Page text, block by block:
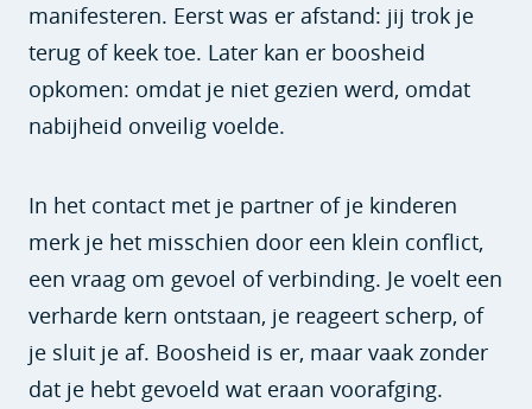
manifesteren. Eerst was er afstand: jij trok je
terug of keek toe. Later kan er boosheid
opkomen: omdat je niet gezien werd, omdat
nabijheid onveilig voelde.
In het contact met je partner of je kinderen
merk je het misschien door een klein conflict,
een vraag om gevoel of verbinding. Je voelt een
verharde kern ontstaan, je reageert scherp, of
je sluit je af. Boosheid is er, maar vaak zonder
dat je hebt gevoeld wat eraan voorafging.